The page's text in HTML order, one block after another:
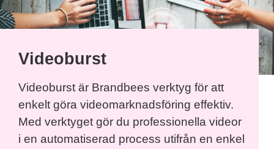
Videoburst
Videoburst är Brandbees verktyg för att
enkelt göra videomarknadsföring effektiv.
Med verktyget gör du professionella videor
i en automatiserad process utifrån en enkel